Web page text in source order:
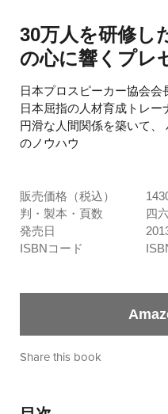
30万人を研修し
の心に響くプレ
日本プロスピーカー協会
日本屈指の人材育成トレー
円滑な人間関係を築いて、
のノウハウ
販売価格（税込）
判・製本・頁数
四
発売日
ISBNコード
Share this book